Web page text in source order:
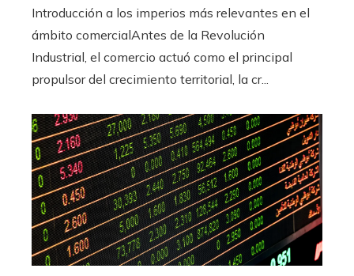
Introducción a los imperios más relevantes en el
ámbito comercialAntes de la Revolución
Industrial, el comercio actuó como el principal
propulsor del crecimiento territorial, la cr...